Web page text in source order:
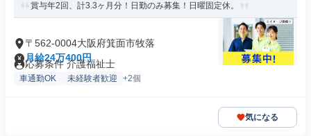
賞与年2回、計3.3ヶ月分！日勤のみ募集！日曜固定休。
〒562-0004大阪府箕面市牧落
月給24万400円
応募条件 介護福祉士
車通勤OK 未経験者歓迎 +2個
気になる